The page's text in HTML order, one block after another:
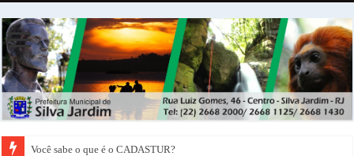
Você sabe o que é o CADASTUR?
Representantes da Caixa Econômica Federal vem a Silva Jardim conhecer